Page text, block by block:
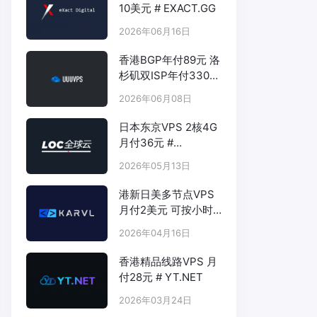
10美元 # EXACT.GG
2026年06月16日
香港BGP年付89元 洛
杉矶双ISP年付330元
2026年06月08日
日本东京VPS 2核4G
月付36元 #
2026年05月13日
港新日美多节点VPS
月付2美元 可按小时
2026年04月16日
香港精品线路VPS 月
付28元 # YT.NET
2026年03月24日